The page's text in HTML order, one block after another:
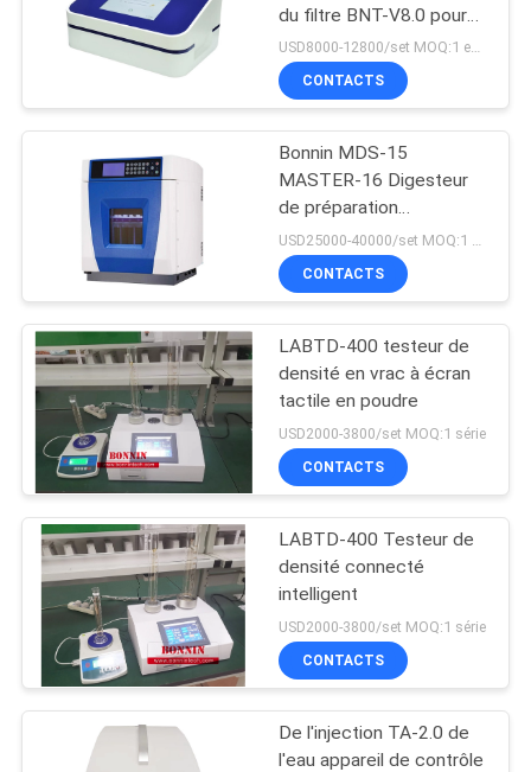
du filtre BNT-V8.0 pour
les filtres de capsule et
la membrane d'ultra-
filtration
USD8000-12800/set MOQ:1 ensemble
CONTACTS
Bonnin MDS-15
MASTER-16 Digesteur
de préparation
d'échantillons Système
de digestion d'extraction
par micro-ondes
USD25000-40000/set MOQ:1 ensemble
CONTACTS
LABTD-400 testeur de
densité en vrac à écran
tactile en poudre
USD2000-3800/set MOQ:1 série
CONTACTS
LABTD-400 Testeur de
densité connecté
intelligent
USD2000-3800/set MOQ:1 série
CONTACTS
De l'injection TA-2.0 de
l'eau appareil de contrôle